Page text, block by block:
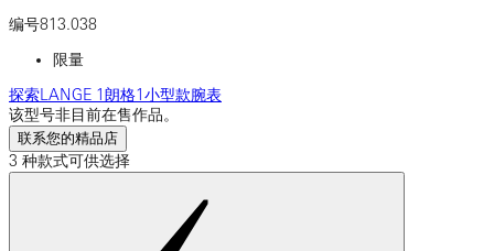
编号813.038
限量
探索LANGE 1朗格1小型款腕表
该型号非目前在售作品。
联系您的精品店
3 种款式可供选择